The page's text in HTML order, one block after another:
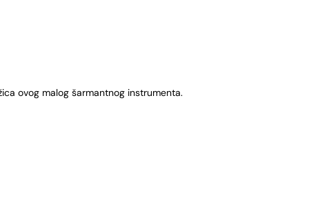
ovog malog šarmantnog instrumenta.